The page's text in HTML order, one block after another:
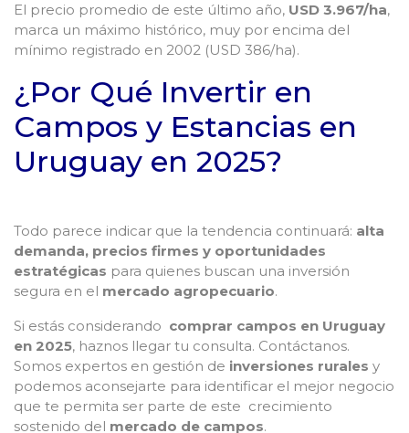
El precio promedio de este último año, USD 3.967/ha,
marca un máximo histórico, muy por encima del
mínimo registrado en 2002 (USD 386/ha).
¿Por Qué Invertir en
Campos y Estancias en
Uruguay en 2025?
Todo parece indicar que la tendencia continuará: alta
demanda, precios firmes y oportunidades
estratégicas para quienes buscan una inversión
segura en el mercado agropecuario.
Si estás considerando comprar campos en Uruguay
en 2025, haznos llegar tu consulta. Contáctanos.
Somos expertos en gestión de inversiones rurales y
podemos aconsejarte para identificar el mejor negocio
que te permita ser parte de este crecimiento
sostenido del mercado de campos.